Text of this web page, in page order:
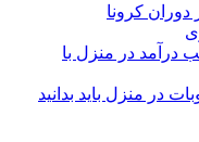
کرونا
درآمد در منزل با
در منزل باید بدانید